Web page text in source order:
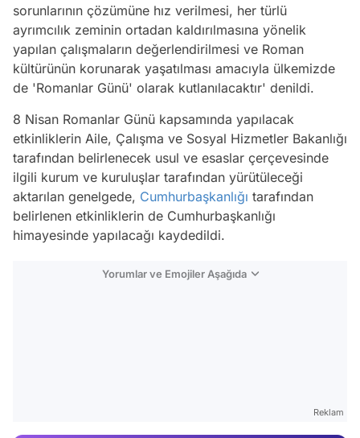
sorunlarının çözümüne hız verilmesi, her türlü
ayrımcılık zeminin ortadan kaldırılmasına yönelik
yapılan çalışmaların değerlendirilmesi ve Roman
kültürünün korunarak yaşatılması amacıyla ülkemizde
de 'Romanlar Günü' olarak kutlanılacaktır' denildi.
8 Nisan Romanlar Günü kapsamında yapılacak
etkinliklerin Aile, Çalışma ve Sosyal Hizmetler Bakanlığı
tarafından belirlenecek usul ve esaslar çerçevesinde
ilgili kurum ve kuruluşlar tarafından yürütüleceği
aktarılan genelgede, Cumhurbaşkanlığı tarafından
belirlenen etkinliklerin de Cumhurbaşkanlığı
himayesinde yapılacağı kaydedildi.
Yorumlar ve Emojiler Aşağıda
Reklam